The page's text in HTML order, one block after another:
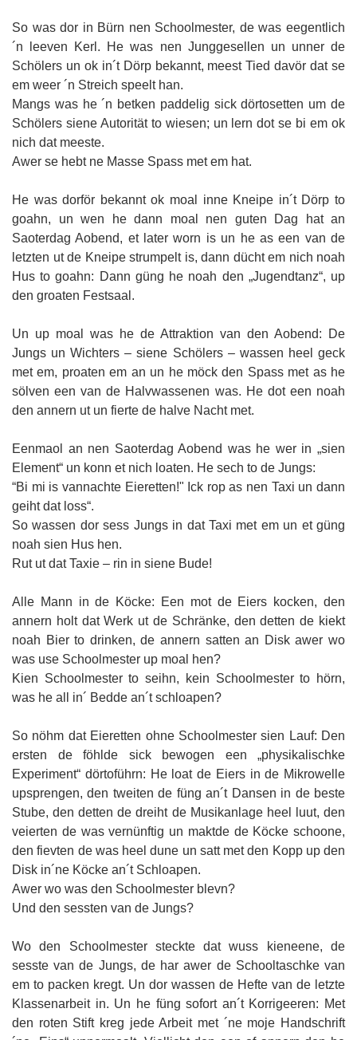
So was dor in Bürn nen Schoolmester, de was eegentlich
´n leeven Kerl. He was nen Junggesellen un unner de
Schölers un ok in´t Dörp bekannt, meest Tied davör dat se
em weer ´n Streich speelt han.
Mangs was he ´n betken paddelig sick dörtosetten um de
Schölers siene Autorität to wiesen; un lern dot se bi em ok
nich dat meeste.
Awer se hebt ne Masse Spass met em hat.
He was dorför bekannt ok moal inne Kneipe in´t Dörp to
goahn, un wen he dann moal nen guten Dag hat an
Saoterdag Aobend, et later worn is un he as een van de
letzten ut de Kneipe strumpelt is, dann dücht em nich noah
Hus to goahn: Dann güng he noah den „Jugendtanz“, up
den groaten Festsaal.
Un up moal was he de Attraktion van den Aobend: De
Jungs un Wichters – siene Schölers – wassen heel geck
met em, proaten em an un he möck den Spass met as he
sölven een van de Halvwassenen was. He dot een noah
den annern ut un fierte de halve Nacht met.
Eenmaol an nen Saoterdag Aobend was he wer in „sien
Element“ un konn et nich loaten. He sech to de Jungs:
“Bi mi is vannachte Eieretten!" Ick rop as nen Taxi un dann
geiht dat loss“.
So wassen dor sess Jungs in dat Taxi met em un et güng
noah sien Hus hen.
Rut ut dat Taxie – rin in siene Bude!
Alle Mann in de Köcke: Een mot de Eiers kocken, den
annern holt dat Werk ut de Schränke, den detten de kiekt
noah Bier to drinken, de annern satten an Disk awer wo
was use Schoolmester up moal hen?
Kien Schoolmester to seihn, kein Schoolmester to hörn,
was he all in´ Bedde an´t schloapen?
So nöhm dat Eieretten ohne Schoolmester sien Lauf: Den
ersten de föhlde sick bewogen een „physikalischke
Experiment“ dörtoführn: He loat de Eiers in de Mikrowelle
upsprengen, den tweiten de füng an´t Dansen in de beste
Stube, den detten de dreiht de Musikanlage heel luut, den
veierten de was vernünftig un maktde de Köcke schoone,
den fievten de was heel dune un satt met den Kopp up den
Disk in´ne Köcke an´t Schloapen.
Awer wo was den Schoolmester blevn?
Und den sessten van de Jungs?
Wo den Schoolmester steckte dat wuss kieneene, de
sesste van de Jungs, de har awer de Schooltaschke van
em to packen kregt. Un dor wassen de Hefte van de letzte
Klassenarbeit in. Un he füng sofort an´t Korrigeeren: Met
den roten Stift kreg jede Arbeit met ´ne moje Handschrift